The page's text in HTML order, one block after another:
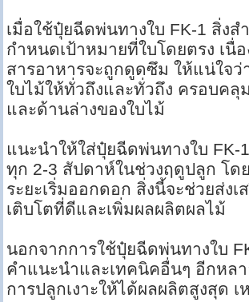
เมื่อใช้ปุ๋ยฉีดพ่นทางใบ FK-1 สิ่ง
กำหนดเป้าหมายที่ใบโดยตรง เนื่
สารอาหารจะถูกดูดซึม ให้แน่ใจ
ใบไม้ให้ทั่วถึงและทั่วถึง ครอบคลุ
และด้านล่างของใบไม้
แนะนำให้ใส่ปุ๋ยฉีดพ่นทางใบ FK-
ทุก 2-3 สัปดาห์ในช่วงฤดูปลูก โด
ระยะเริ่มออกดอก สิ่งนี้จะช่วยส่งเ
เติบโตที่ดีและเพิ่มผลผลิตผลไม้
นอกจากการใช้ปุ๋ยฉีดพ่นทางใบ
คำแนะนำและเทคนิคอื่นๆ อีกหลา
การปลูกเงาะให้ได้ผลผลิตสูงสุด เ